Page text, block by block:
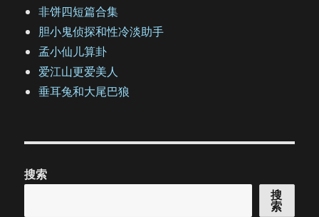
非饼四短篇合集
胆小鬼侦探和性冷淡助手
孟小仙儿算卦
爱江山更爱美人
垂耳兔和大尾巴狼
搜索
搜
索